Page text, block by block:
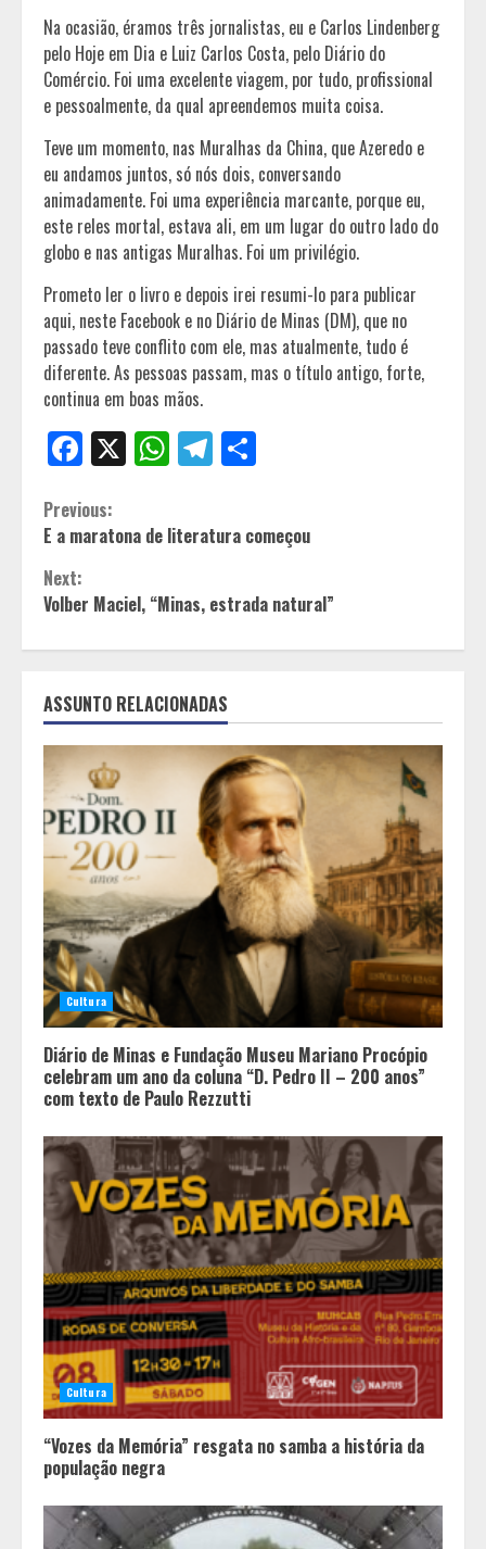
Na ocasião, éramos três jornalistas, eu e Carlos Lindenberg
pelo Hoje em Dia e Luiz Carlos Costa, pelo Diário do
Comércio. Foi uma excelente viagem, por tudo, profissional
e pessoalmente, da qual apreendemos muita coisa.
Teve um momento, nas Muralhas da China, que Azeredo e
eu andamos juntos, só nós dois, conversando
animadamente. Foi uma experiência marcante, porque eu,
este reles mortal, estava ali, em um lugar do outro lado do
globo e nas antigas Muralhas. Foi um privilégio.
Prometo ler o livro e depois irei resumi-lo para publicar
aqui, neste Facebook e no Diário de Minas (DM), que no
passado teve conflito com ele, mas atualmente, tudo é
diferente. As pessoas passam, mas o título antigo, forte,
continua em boas mãos.
Facebook
X WhatsApp
Telegram
Continue
Reading
Previous:
E a maratona de literatura começou
Next:
Volber Maciel, “Minas, estrada natural”
ASSUNTO RELACIONADAS
Cultura
Diário de Minas e Fundação Museu Mariano Procópio
celebram um ano da coluna “D. Pedro II – 200 anos”
com texto de Paulo Rezzutti
Cultura
“Vozes da Memória” resgata no samba a história da
população negra